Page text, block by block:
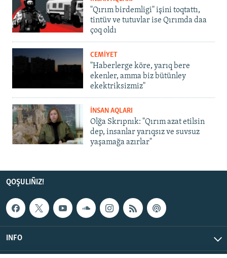
"Qırım birdemligi" işini toqtattı,
tintüv ve tutuvlar ise Qırımda daa
çoq oldı
CEMİYET
"Haberlerge köre, yarıq bere
ekenler, amma biz bütünley
ekektriksizmiz"
İNSAN AQLARI
Olğa Skrıpnık: "Qırım azat etilsin
dep, insanlar yarıqsız ve suvsuz
yaşamağa azırlar"
QOŞULIÑIZ!
INFO